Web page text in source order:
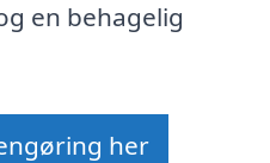
en behagelig
her